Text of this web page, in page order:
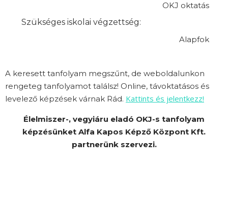
OKJ oktatás
Szükséges iskolai végzettség:
Alapfok
A keresett tanfolyam megszűnt, de weboldalunkon
rengeteg tanfolyamot találsz! Online, távoktatásos és
levelező képzések várnak Rád. Kattints és jelentkezz!
Élelmiszer-, vegyiáru eladó OKJ-s tanfolyam
képzésünket Alfa Kapos Képző Központ Kft.
partnerünk szervezi.